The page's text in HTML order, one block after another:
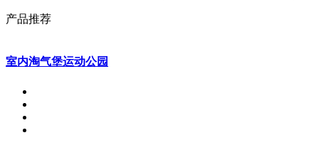
产品推荐
室内淘气堡运动公园